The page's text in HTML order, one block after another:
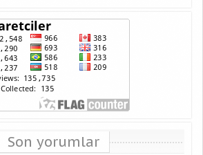
Son yorumlar